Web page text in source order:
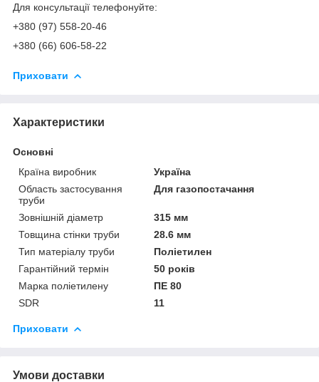
Для консультації телефонуйте:
+380 (97) 558-20-46
+380 (66) 606-58-22
Приховати
Характеристики
Основні
Країна виробник
Україна
Область застосування
труби
Для газопостачання
Зовнішній діаметр
315 мм
Товщина стінки труби
28.6 мм
Тип матеріалу труби
Поліетилен
Гарантійний термін
50 років
Марка поліетилену
ПЕ 80
SDR
11
Приховати
Умови доставки